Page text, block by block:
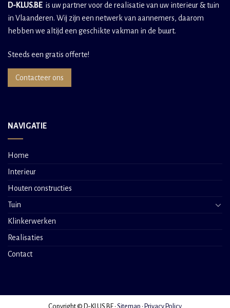
D-KLUS.BEis uw partner voor de realisatie van uw interieur & tuin
in Vlaanderen. Wij zijn een netwerk van aannemers, daarom
hebben we altijd een geschikte vakman in de buurt.
Steeds een gratis offerte!
Contacteer ons
NAVIGATIE
Home
Interieur
Houten constructies
Tuin
Klinkerwerken
Realisaties
Contact
Copyright © D-KLUS.BE • Sitemap • Privacy Policy